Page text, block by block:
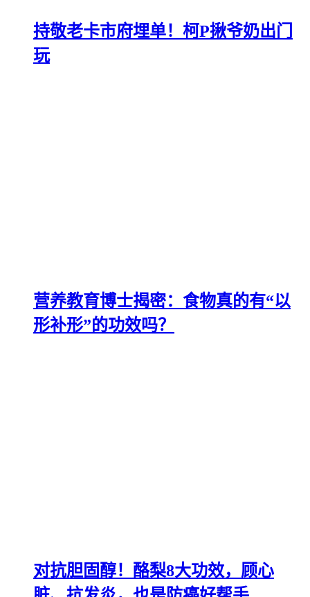
持敬老卡市府埋单！柯P揪爷奶出门
玩
营养教育博士揭密：食物真的有“以
形补形”的功效吗？
对抗胆固醇！酪梨8大功效，顾心